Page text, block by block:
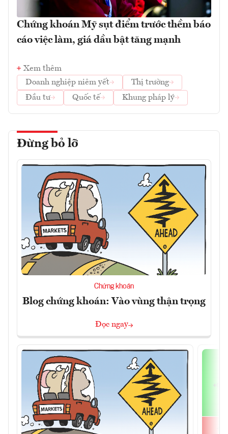
Chứng khoán Mỹ sụt điểm trước thềm báo
cáo việc làm, giá dầu bật tăng mạnh
Xem thêm
Doanh nghiệp niêm yết
Thị trường
Đầu tư
Quốc tế Khung pháp lý
Đừng bỏ lỡ
Chứng khoán
Blog chứng khoán: Vào vùng thận trọng
Đọc ngay